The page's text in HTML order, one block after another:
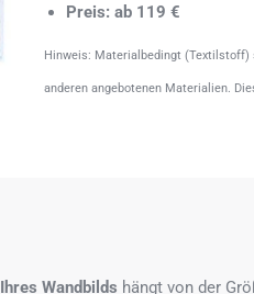
Preis: ab 119 €
Hinweis: Materialbedingt (Textilstoff)
anderen angebotenen Materialien.
Ihres Wandbilds hängt von der